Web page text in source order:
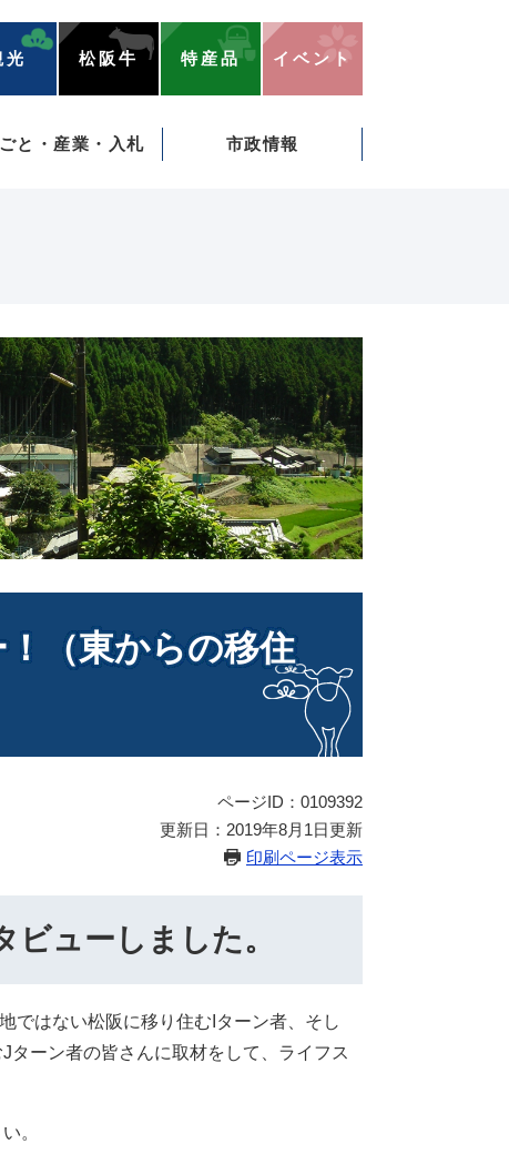
光 松阪牛 特産品 イベント
と・産業・入札 市政情報
（東からの移住
ページID：0109392
更新日：2019年8月1日更新
印刷ページ表示
ューしました。
ではない松阪に移り住むIターン者、そし
ターン者の皆さんに取材をして、ライフス
。